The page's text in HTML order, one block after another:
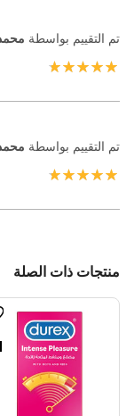
تم التقييم بواسطة
تم التقييم بواسطة
منتجات ذات الصلة